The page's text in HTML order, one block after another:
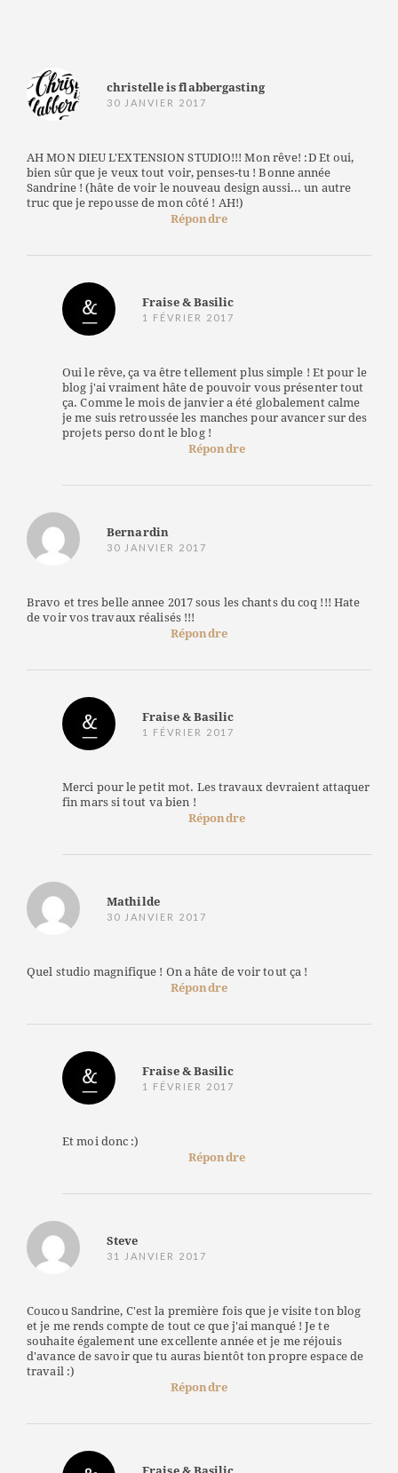
christelle is flabbergasting
30 JANVIER 2017
AH MON DIEU L'EXTENSION STUDIO!!! Mon rêve! :D Et oui,
bien sûr que je veux tout voir, penses-tu ! Bonne année
Sandrine ! (hâte de voir le nouveau design aussi... un autre
truc que je repousse de mon côté ! AH!)
Répondre
Fraise & Basilic
1 FÉVRIER 2017
Oui le rêve, ça va être tellement plus simple ! Et pour le
blog j'ai vraiment hâte de pouvoir vous présenter tout
ça. Comme le mois de janvier a été globalement calme
je me suis retroussée les manches pour avancer sur des
projets perso dont le blog !
Répondre
Bernardin
30 JANVIER 2017
Bravo et tres belle annee 2017 sous les chants du coq !!! Hate
de voir vos travaux réalisés !!!
Répondre
Fraise & Basilic
1 FÉVRIER 2017
Merci pour le petit mot. Les travaux devraient attaquer
fin mars si tout va bien !
Répondre
Mathilde
30 JANVIER 2017
Quel studio magnifique ! On a hâte de voir tout ça !
Répondre
Fraise & Basilic
1 FÉVRIER 2017
Et moi donc :)
Répondre
Steve
31 JANVIER 2017
Coucou Sandrine, C'est la première fois que je visite ton blog
et je me rends compte de tout ce que j'ai manqué ! Je te
souhaite également une excellente année et je me réjouis
d'avance de savoir que tu auras bientôt ton propre espace de
travail :)
Répondre